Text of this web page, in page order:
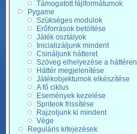
Támogatott fájlformátumok
Pygame
Szükséges modulok
Erőforrások betöltése
Játék osztályok
Inicializáljunk mindent
Csináljunk hátteret
Szöveg elhelyezése a háttéren
Háttér megjelenítése
Játékobjektumok elkészítése
A fő ciklus
Események kezelése
Spriteok frissítése
Rajzoljunk ki mindent
Vége
Reguláris kifejezések